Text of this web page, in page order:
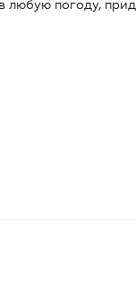
любую погоду,